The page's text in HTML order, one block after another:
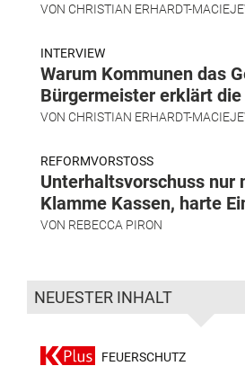
VON CHRISTIAN ERHARDT-
INTERVIEW
Warum Kommunen das
Bürgermeister erklärt die
VON CHRISTIAN ERHARDT-
REFORMVORSTOSS
Unterhaltsvorschuss nur
Klamme Kassen, harte
VON REBECCA PIRON
NEUESTER INHALT
FEUERSCHUTZ